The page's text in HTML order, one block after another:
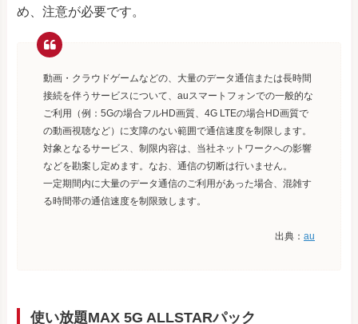
め、注意が必要です。
動画・クラウドゲームなどの、大量のデータ通信または長時間
接続を伴うサービスについて、auスマートフォンでの一般的な
ご利用（例：5Gの場合フルHD画質、4G LTEの場合HD画質で
の動画視聴など）に支障のない範囲で通信速度を制限します。
対象となるサービス、制限内容は、当社ネットワークへの影響
などを勘案し定めます。なお、通信の切断は行いません。
一定期間内に大量のデータ通信のご利用があった場合、混雑す
る時間帯の通信速度を制限致します。
出典： au
使い放題MAX 5G ALLSTARパック